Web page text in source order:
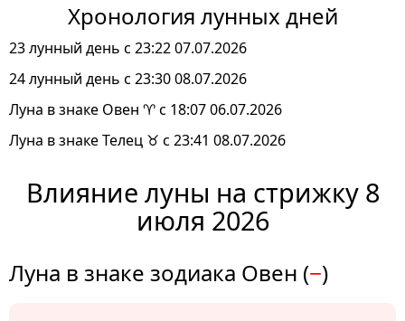
Хронология лунных дней
23 лунный день с 23:22 07.07.2026
24 лунный день с 23:30 08.07.2026
Луна в знаке Овен ♈ с 18:07 06.07.2026
Луна в знаке Телец ♉ с 23:41 08.07.2026
Влияние луны на стрижку 8
июля 2026
Луна в знаке зодиака Овен (−)